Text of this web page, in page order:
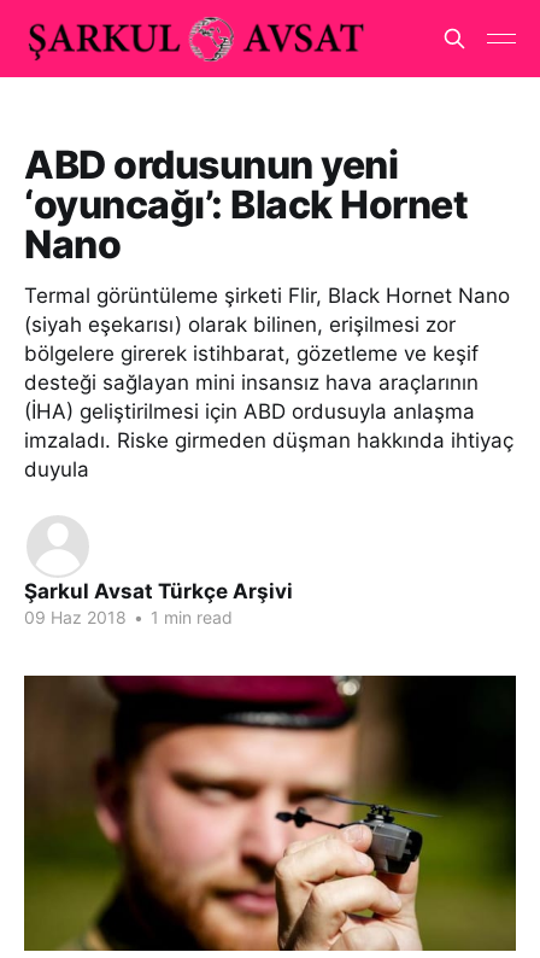
ABD ordusunun yeni
‘oyuncağı’: Black Hornet
Nano
Termal görüntüleme şirketi Flir, Black Hornet Nano
(siyah eşekarısı) olarak bilinen, erişilmesi zor
bölgelere girerek istihbarat, gözetleme ve keşif
desteği sağlayan mini insansız hava araçlarının
(İHA) geliştirilmesi için ABD ordusuyla anlaşma
imzaladı. Riske girmeden düşman hakkında ihtiyaç
duyula
Şarkul Avsat Türkçe Arşivi
09 Haz 2018 • 1 min read